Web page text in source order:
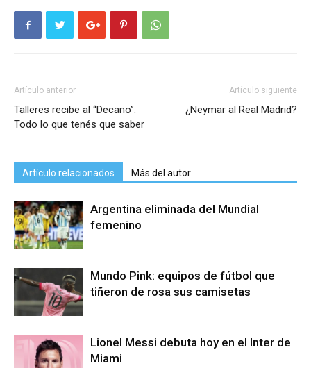
Artículo anterior
Talleres recibe al “Decano”:
Todo lo que tenés que saber
Artículo siguiente
¿Neymar al Real Madrid?
Artículo relacionados Más del autor
Argentina eliminada del Mundial
femenino
Mundo Pink: equipos de fútbol que
tiñeron de rosa sus camisetas
Lionel Messi debuta hoy en el Inter de
Miami